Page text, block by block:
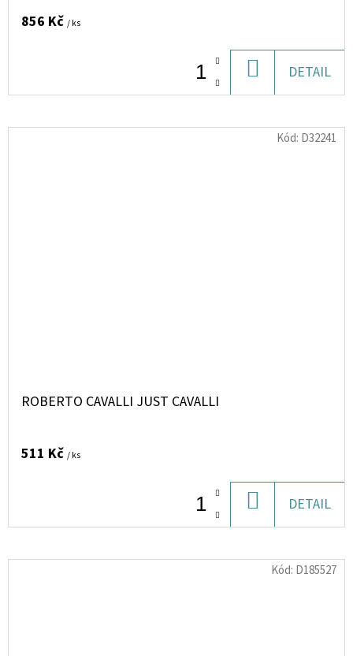
856 Kč / ks
KOŠÍKU
DETAIL
ROBERTO CAVALLI JUST CAVALLI
511 Kč / ks
KOŠÍKU
DETAIL
Kód: D32241
Kód: D185527